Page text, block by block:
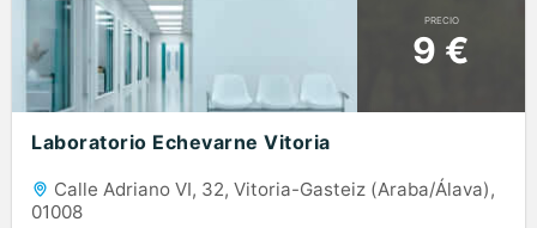
PRECIO
9 €
Laboratorio Echevarne Vitoria
Calle Adriano VI, 32, Vitoria-Gasteiz (Araba/Álava),
01008